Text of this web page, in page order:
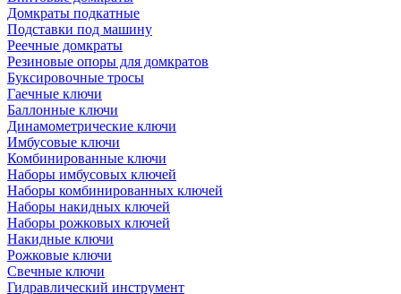
Домкраты подкатные
Подставки под машину
Реечные домкраты
Резиновые опоры для домкратов
Буксировочные тросы
Гаечные ключи
Баллонные ключи
Динамометрические ключи
Имбусовые ключи
Комбинированные ключи
Наборы имбусовых ключей
Наборы комбинированных ключей
Наборы накидных ключей
Наборы рожковых ключей
Накидные ключи
Рожковые ключи
Свечные ключи
Гидравлический инструмент